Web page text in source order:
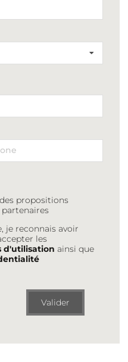
propositions
je reconnais avoir
les
d'utilisation ainsi que
Valider